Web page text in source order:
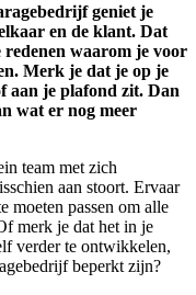
geniet je
en de klant. Dat
redenen waarom je voor
Merk je dat je op je
aan je plafond zit. Dan
wat er nog meer
team met zich
aan stoort. Ervaar
moeten passen om alle
merk je dat het in je
verder te ontwikkelen,
beperkt zijn?